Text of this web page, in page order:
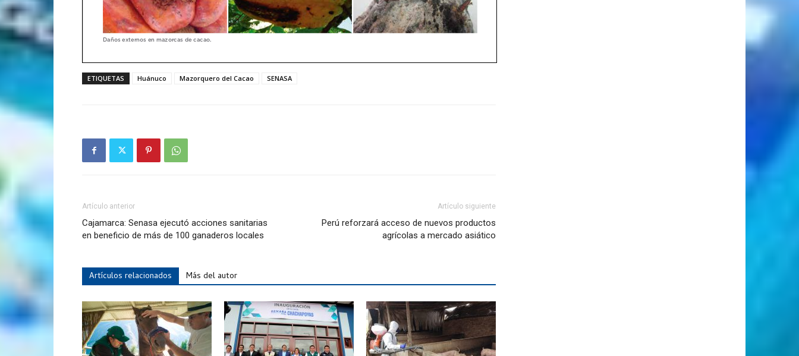
ETIQUETAS Huánuco Mazorquero del Cacao SENASA
Artículo anterior
Cajamarca: Senasa ejecutó acciones sanitarias
en beneficio de más de 100 ganaderos locales
Artículo siguiente
Perú reforzará acceso de nuevos productos
agrícolas a mercado asiático
Artículos relacionados Más del autor